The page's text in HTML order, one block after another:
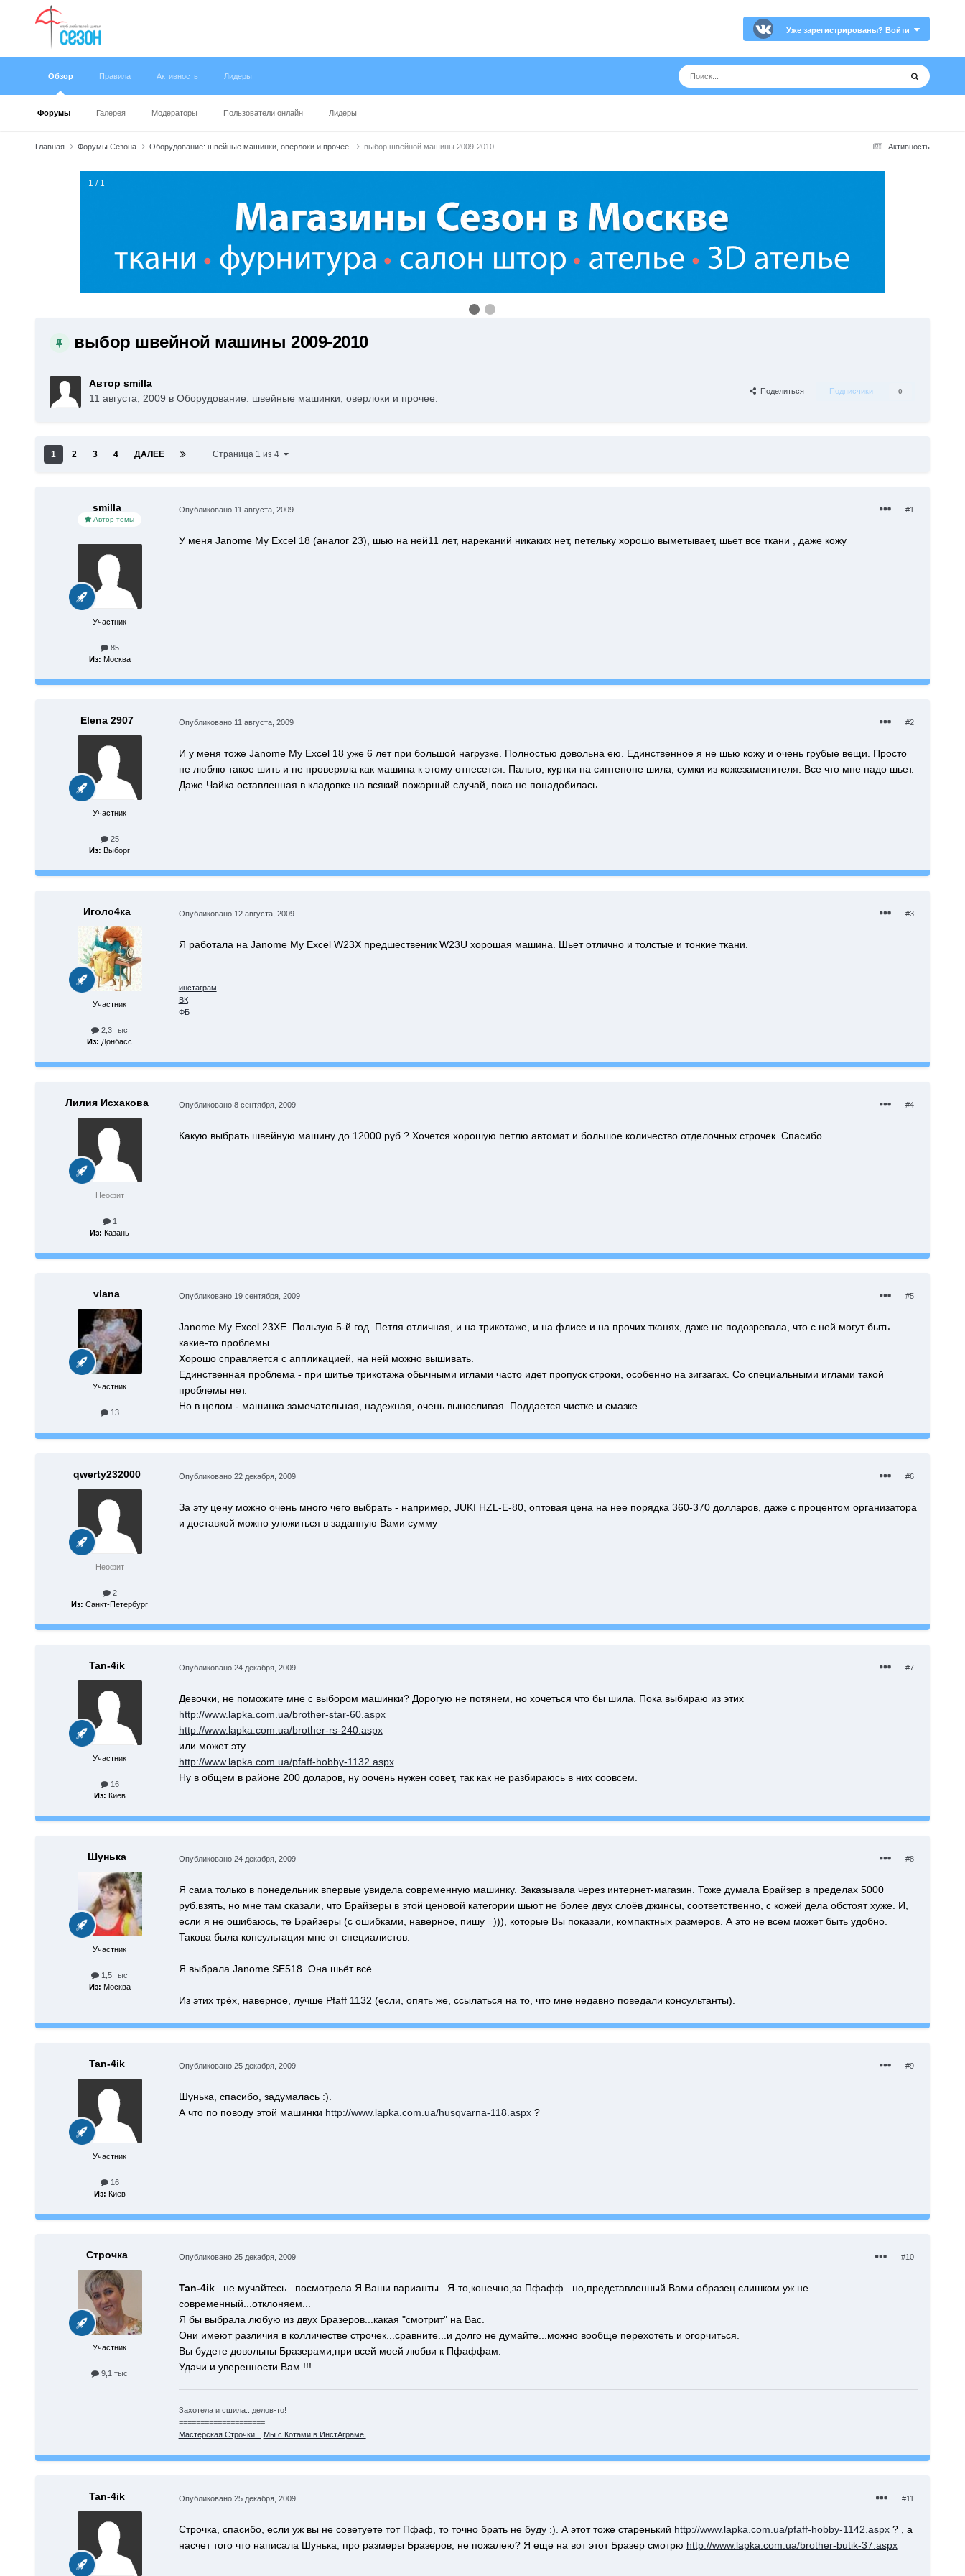
Уже зарегистрированы? Войти
Обзор
Форумы Галерея Модераторы Пользователи онлайн Лидеры
Правила Активность Лидеры
Активность
Главная Форумы Сезона Оборудование: швейные машинки, оверлоки и прочее. выбор швейной машины 2009-2010
1 / 1
выбор швейной машины 2009-2010
Автор smilla
11 августа, 2009 в Оборудование: швейные машинки, оверлоки и прочее.
Поделиться Подписчики 0
1 2 3 4 ДАЛЕЕ Страница 1 из 4
smilla
Автор темы
Участник
85
Из: Москва
#1
Опубликовано 11 августа, 2009
У меня Janome My Excel 18 (аналог 23), шью на ней11 лет, нареканий никаких нет, петельку хорошо выметывает, шьет все ткани , даже кожу
Elena 2907
Участник
25
Из: Выборг
#2
Опубликовано 11 августа, 2009
И у меня тоже Janome My Excel 18 уже 6 лет при большой нагрузке. Полностью довольна ею. Единственное я не шью кожу и очень грубые вещи. Просто
не люблю такое шить и не проверяла как машина к этому отнесется. Пальто, куртки на синтепоне шила, сумки из кожезаменителя. Все что мне надо шьет.
Даже Чайка оставленная в кладовке на всякий пожарный случай, пока не понадобилась.
Иголо4ка
Участник
2,3 тыс
Из: Донбасс
#3
Опубликовано 12 августа, 2009
Я работала на Janome My Excel W23Х предшественик W23U хорошая машина. Шьет отлично и толстые и тонкие ткани.
инстаграм
ВК
ФБ
Лилия Исхакова
Неофит
1
Из: Казань
#4
Опубликовано 8 сентября, 2009
Какую выбрать швейную машину до 12000 руб.? Хочется хорошую петлю автомат и большое количество отделочных строчек. Спасибо.
vlana
Участник
13
#5
Опубликовано 19 сентября, 2009
Janome My Excel 23ХE. Пользую 5-й год. Петля отличная, и на трикотаже, и на флисе и на прочих тканях, даже не подозревала, что с ней могут быть
какие-то проблемы.
Хорошо справляется с аппликацией, на ней можно вышивать.
Единственная проблема - при шитье трикотажа обычными иглами часто идет пропуск строки, особенно на зигзагах. Со специальными иглами такой
проблемы нет.
Но в целом - машинка замечательная, надежная, очень выносливая. Поддается чистке и смазке.
qwerty232000
Неофит
2
Из: Санкт-Петербург
#6
Опубликовано 22 декабря, 2009
За эту цену можно очень много чего выбрать - например, JUKI HZL-E-80, оптовая цена на нее порядка 360-370 долларов, даже с процентом организатора
и доставкой можно уложиться в заданную Вами сумму
Tan-4ik
Участник
16
Из: Киев
#7
Опубликовано 24 декабря, 2009
Девочки, не поможите мне с выбором машинки? Дорогую не потянем, но хочеться что бы шила. Пока выбираю из этих
http://www.lapka.com.ua/brother-star-60.aspx
http://www.lapka.com.ua/brother-rs-240.aspx
или может эту
http://www.lapka.com.ua/pfaff-hobby-1132.aspx
Ну в общем в районе 200 доларов, ну оочень нужен совет, так как не разбираюсь в них соовсем.
Шунька
Участник
1,5 тыс
Из: Москва
#8
Опубликовано 24 декабря, 2009
Я сама только в понедельник впервые увидела современную машинку. Заказывала через интернет-магазин. Тоже думала Брайзер в пределах 5000
руб.взять, но мне там сказали, что Брайзеры в этой ценовой категории шьют не более двух слоёв джинсы, соответственно, с кожей дела обстоят хуже. И,
если я не ошибаюсь, те Брайзеры (с ошибками, наверное, пишу =))), которые Вы показали, компактных размеров. А это не всем может быть удобно.
Такова была консультация мне от специалистов.
Я выбрала Janome SE518. Она шьёт всё.
Из этих трёх, наверное, лучше Pfaff 1132 (если, опять же, ссылаться на то, что мне недавно поведали консультанты).
Tan-4ik
Участник
16
Из: Киев
#9
Опубликовано 25 декабря, 2009
Шунька, спасибо, задумалась :).
А что по поводу этой машинки http://www.lapka.com.ua/husqvarna-118.aspx?
Строчка
Участник
9,1 тыс
#10
Опубликовано 25 декабря, 2009
Tan-4ik...не мучайтесь...посмотрела Я Ваши варианты...Я-то,конечно,за Пфафф...но,представленный Вами образец слишком уж не
современный...отклоняем...
Я бы выбрала любую из двух Бразеров...какая "смотрит" на Вас.
Они имеют различия в колличестве строчек...сравните...и долго не думайте...можно вообще перехотеть и огорчиться.
Вы будете довольны Бразерами,при всей моей любви к Пфаффам.
Удачи и уверенности Вам !!!
Захотела и сшила...делов-то!
====================
Мастерская Строчки...
Мы с Котами в ИнстАграме.
Tan-4ik #11
Опубликовано 25 декабря, 2009
Строчка, спасибо, если уж вы не советуете тот Пфаф, то точно брать не буду :). А этот тоже старенький http://www.lapka.com.ua/pfaff-hobby-1142.aspx? , а
насчет того что написала Шунька, про размеры Бразеров, не пожалею? Я еще на вот этот Бразер смотрю http://www.lapka.com.ua/brother-butik-37.aspx